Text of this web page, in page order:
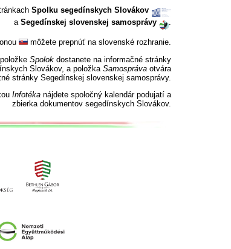
Spolku segedínskych Slovákov
a Segedínskej slovenskej samosprávy .
môžete prepnúť na slovenské rozhranie.
Spolok dostanete na informačné stránky
Slovákov, a položka Samospráva otvára
stránky Segedínskej slovenskej samosprávy.
Infotéka nájdete spoločný kalendár podujatí a
zbierka dokumentov segedínskych Slovákov.